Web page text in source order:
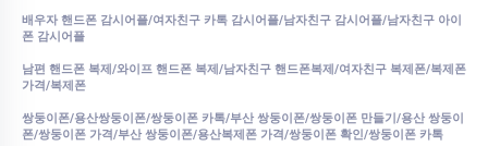
배우자 핸드폰 감시어플/여자친구 카톡 감시어플/남자친구 감시어플/남자친구 아이
폰 감시어플
남편 핸드폰 복제/와이프 핸드폰 복제/남자친구 핸드폰복제/여자친구 복제폰/복제폰
가격/복제폰
쌍둥이폰/용산쌍둥이폰/쌍둥이폰 카톡/부산 쌍둥이폰/쌍둥이폰 만들기/용산 쌍둥이
폰/쌍둥이폰 가격/부산 쌍둥이폰/용산복제폰 가격/쌍둥이폰 확인/쌍둥이폰 카톡